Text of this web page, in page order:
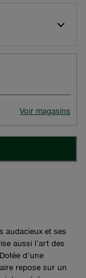
Voir magasins
audacieux et ses
aussi l’art des
d’une
repose sur un